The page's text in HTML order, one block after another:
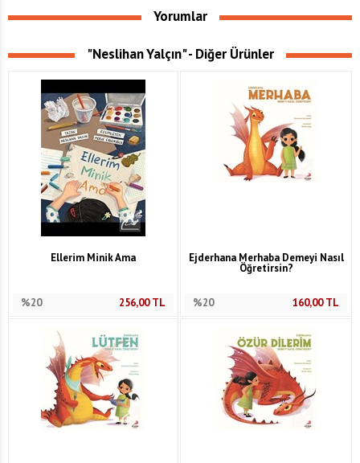
Yorumlar
"Neslihan Yalçın" - Diğer Ürünler
Ellerim Minik Ama
%20 256,00TL
Ejderhana Merhaba Demeyi Nasıl
Öğretirsin?
%20 160,00TL